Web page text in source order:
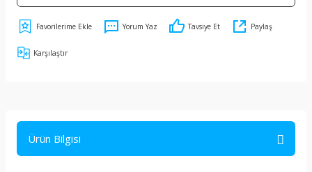
Yorum Yaz Tavsiye Et Paylaş
Karşılaştır
Ürün Bilgisi